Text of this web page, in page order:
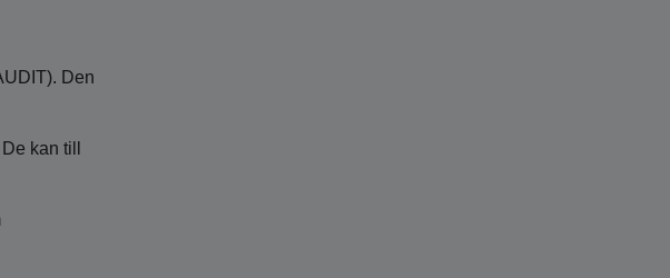
Den
kan till